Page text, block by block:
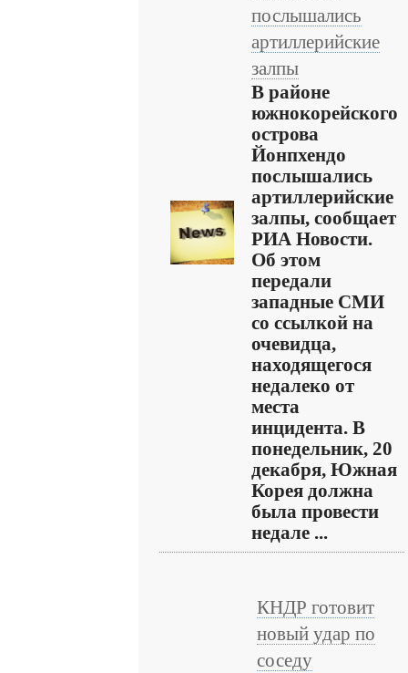
послышались
артиллерийские
залпы
В районе
южнокорейского
острова
Йонпхендо
послышались
артиллерийские
залпы, сообщает
РИА Новости.
Об этом
передали
западные СМИ
со ссылкой на
очевидца,
находящегося
недалеко от
места
инцидента. В
понедельник, 20
декабря, Южная
Корея должна
была провести
недале ...
КНДР готовит
новый удар по
соседу